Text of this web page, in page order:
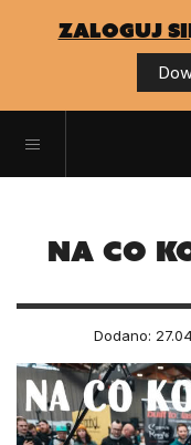
zaloguj
Na co
Dodano: